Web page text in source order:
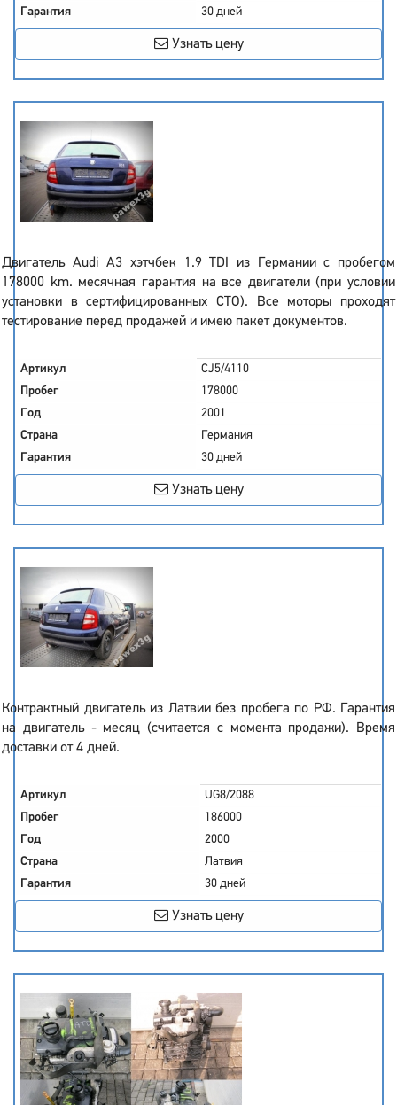
Гарантия
30 дней
Узнать цену
Двигатель Audi A3 хэтчбек 1.9 TDI из Германии с пробегом
178000 km. месячная гарантия на все двигатели (при условии
установки в сертифицированных СТО). Все моторы проходят
тестирование перед продажей и имею пакет документов.
Артикул
CJ5/4110
Пробег
178000
Год
2001
Страна
Германия
Гарантия
30 дней
Узнать цену
Контрактный двигатель из Латвии без пробега по РФ. Гарантия
на двигатель - месяц (считается с момента продажи). Время
доставки от 4 дней.
Артикул
UG8/2088
Пробег
186000
Год
2000
Страна
Латвия
Гарантия
30 дней
Узнать цену